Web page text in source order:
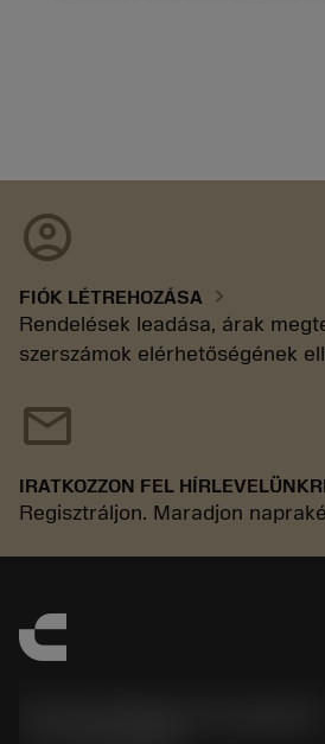
account_circle
FIÓK LÉTREHOZÁSA chevron_right
Rendelések leadása, árak
szerszámok elérhetőségének
mail
IRATKOZZON FEL
Regisztráljon. Maradjon